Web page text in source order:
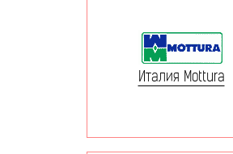
Италия Mottura